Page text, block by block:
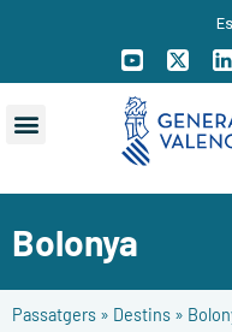
Bolonya
Passatgers » Destins »